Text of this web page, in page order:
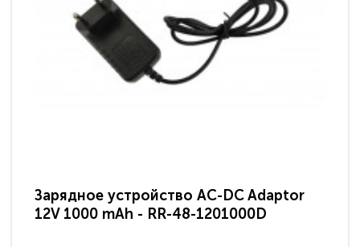
Зарядное устройство AC-DC Adaptor
12V 1000 mAh - RR-48-1201000D